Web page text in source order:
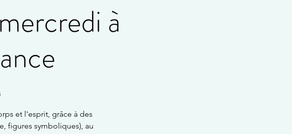
à
et l'esprit, grâce à des
figures symboliques), au